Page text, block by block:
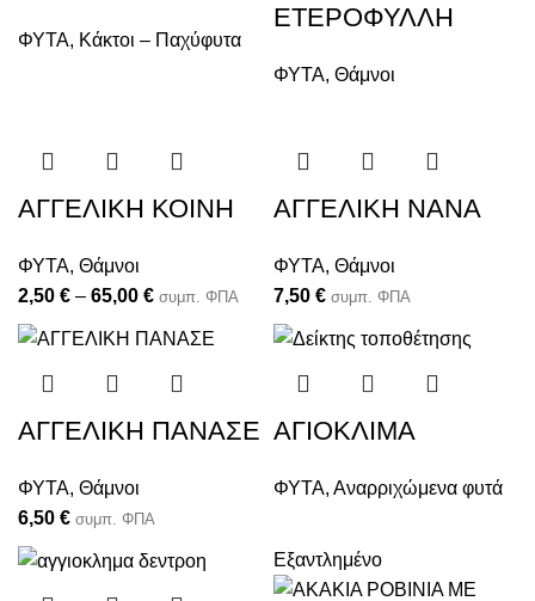
ΦΥΤΑ, Κάκτοι – Παχύφυτα
ΕΤΕΡΟΦΥΛΛΗ
ΦΥΤΑ, Θάμνοι
ΑΓΓΕΛΙΚΗ ΚΟΙΝΗ
ΦΥΤΑ, Θάμνοι
2,50 € – 65,00 € συμπ. ΦΠΑ
ΑΓΓΕΛΙΚΗ ΝΑΝΑ
ΦΥΤΑ, Θάμνοι
7,50 € συμπ. ΦΠΑ
ΑΓΓΕΛΙΚΗ ΠΑΝΑΣΕ
ΦΥΤΑ, Θάμνοι
6,50 € συμπ. ΦΠΑ
ΑΓΙΟΚΛΙΜΑ
ΦΥΤΑ, Αναρριχώμενα φυτά
Εξαντλημένο